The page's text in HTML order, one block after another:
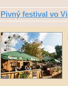
Pivný festival vo